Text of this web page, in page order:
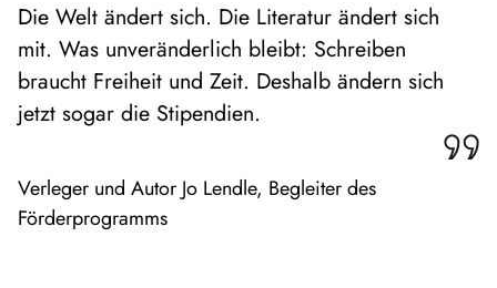
Die Welt ändert sich. Die Literatur ändert sich
mit. Was unveränderlich bleibt: Schreiben
braucht Freiheit und Zeit. Deshalb ändern sich
jetzt sogar die Stipendien.
Verleger und Autor Jo Lendle, Begleiter des
Förderprogramms